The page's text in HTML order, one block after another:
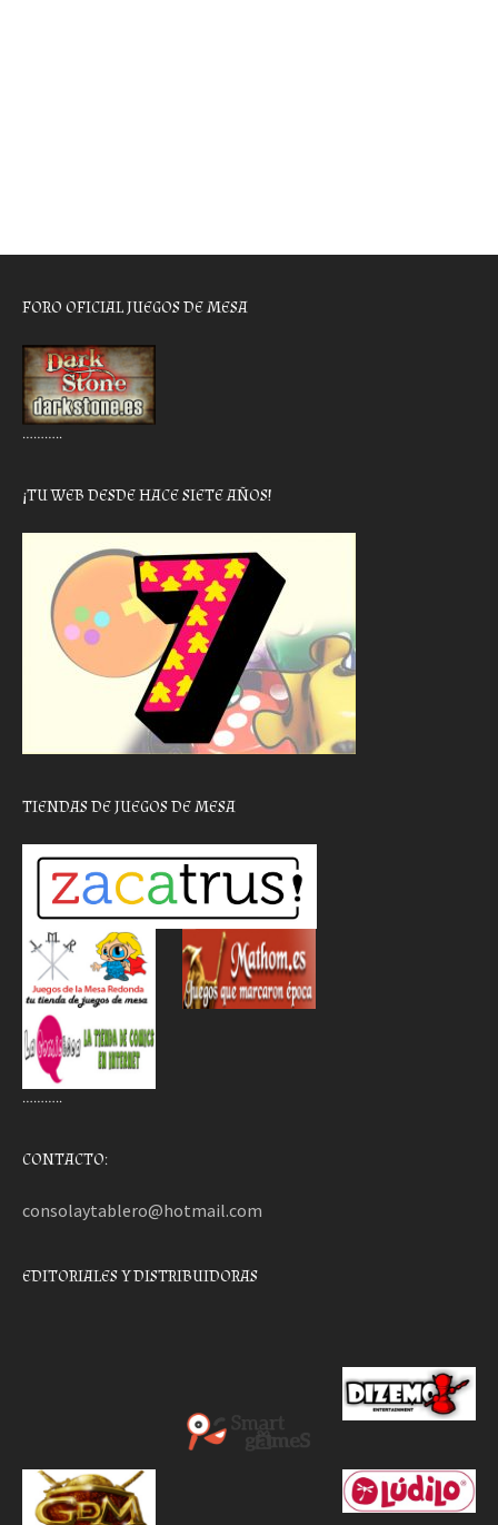
FORO OFICIAL JUEGOS DE MESA
………..
¡TU WEB DESDE HACE SIETE AÑOS!
TIENDAS DE JUEGOS DE MESA
………..
CONTACTO:
consolaytablero@hotmail.com
EDITORIALES Y DISTRIBUIDORAS